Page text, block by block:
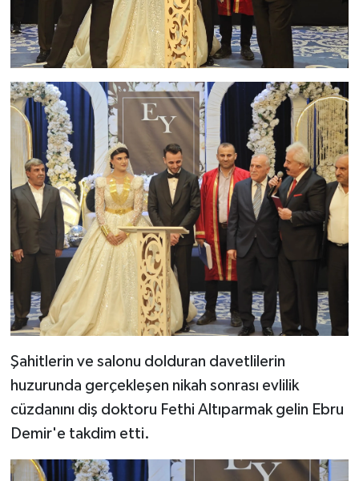
Şahitlerin ve salonu dolduran davetlilerin
huzurunda gerçekleşen nikah sonrası evlilik
cüzdanını diş doktoru Fethi Altıparmak gelin Ebru
Demir'e takdim etti.